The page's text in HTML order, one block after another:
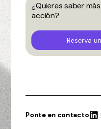
¿Quieres saber
acción?
Reserva
Ponte en contacto